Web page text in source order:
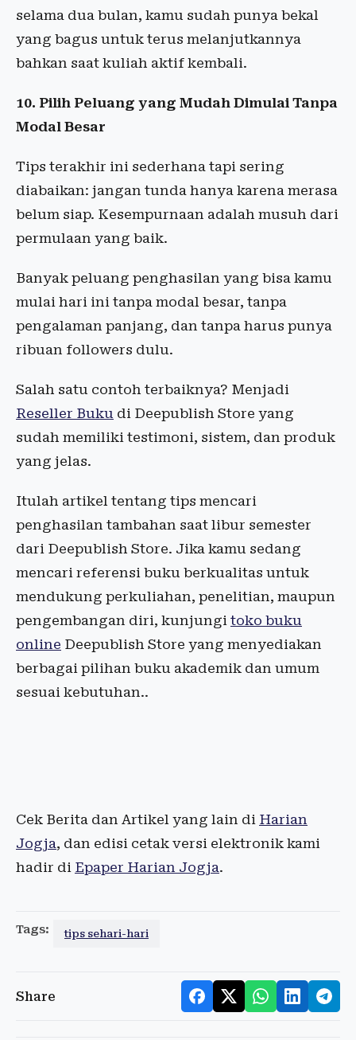
selama dua bulan, kamu sudah punya bekal
yang bagus untuk terus melanjutkannya
bahkan saat kuliah aktif kembali.
10. Pilih Peluang yang Mudah Dimulai Tanpa
Modal Besar
Tips terakhir ini sederhana tapi sering
diabaikan: jangan tunda hanya karena merasa
belum siap. Kesempurnaan adalah musuh dari
permulaan yang baik.
Banyak peluang penghasilan yang bisa kamu
mulai hari ini tanpa modal besar, tanpa
pengalaman panjang, dan tanpa harus punya
ribuan followers dulu.
Salah satu contoh terbaiknya? Menjadi
Reseller Buku di Deepublish Store yang
sudah memiliki testimoni, sistem, dan produk
yang jelas.
Itulah artikel tentang tips mencari
penghasilan tambahan saat libur semester
dari Deepublish Store. Jika kamu sedang
mencari referensi buku berkualitas untuk
mendukung perkuliahan, penelitian, maupun
pengembangan diri, kunjungi toko buku
online Deepublish Store yang menyediakan
berbagai pilihan buku akademik dan umum
sesuai kebutuhan..
Cek Berita dan Artikel yang lain di Harian
Jogja, dan edisi cetak versi elektronik kami
hadir di Epaper Harian Jogja.
Tags: tips sehari-hari
Share